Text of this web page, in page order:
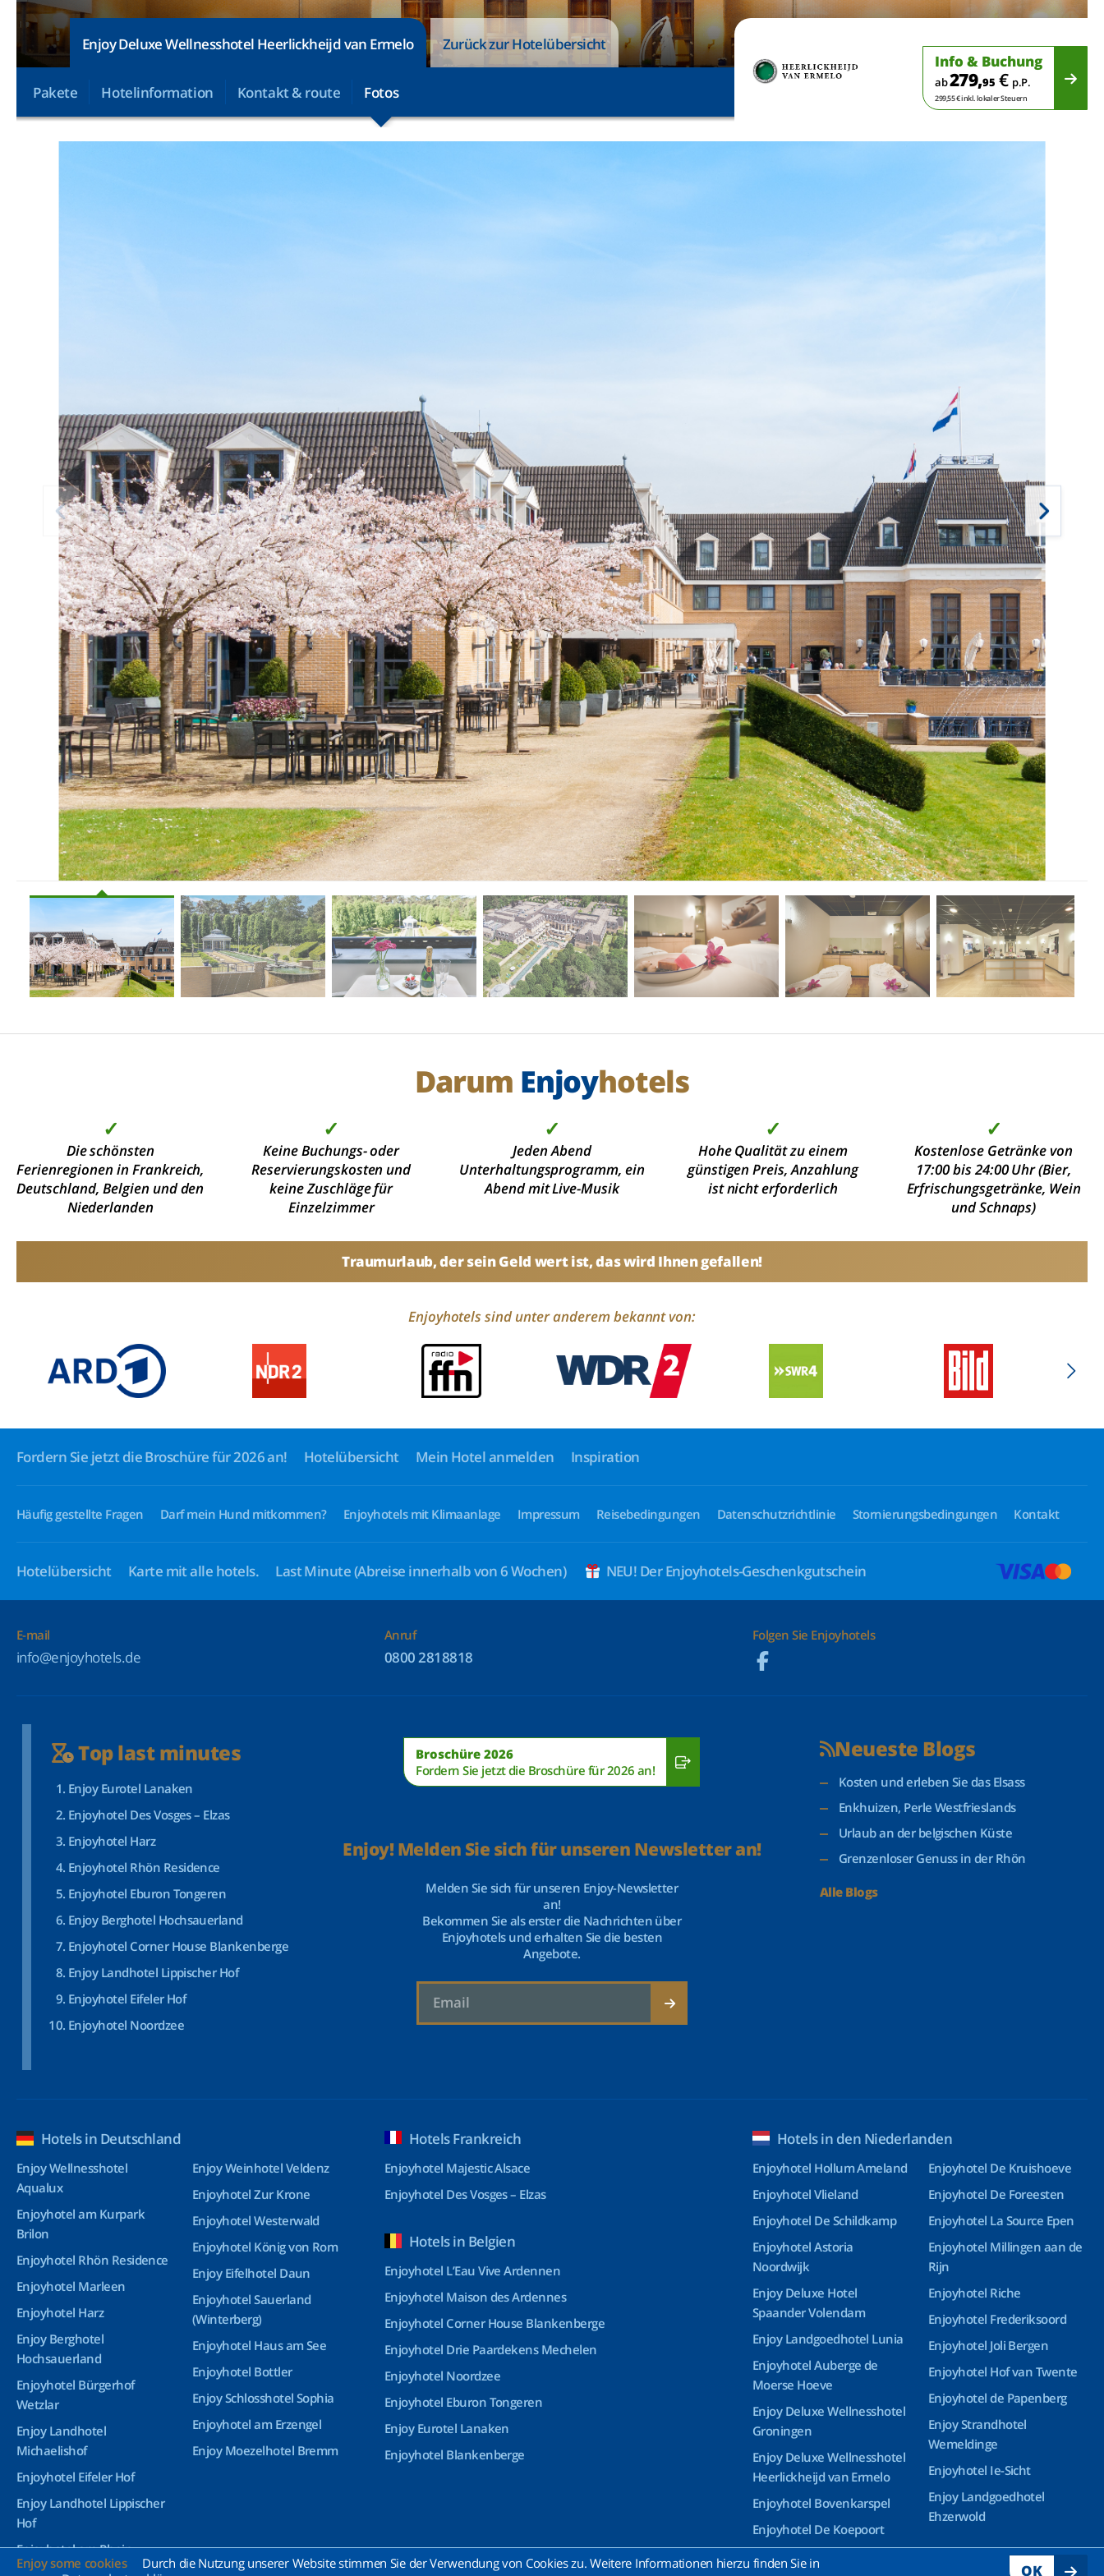
Enjoy some cookies
Durch die Nutzung unserer Website stimmen Sie der Verwendung von Cookies zu. Weitere Informationen hierzu finden Sie in
OK
Enjoy Deluxe Wellnesshotel Heerlickheijd van Ermelo Zurück zur Hotelübersicht
Pakete Hotelinformation Kontakt & route Fotos
Info & Buchung
ab279,95 € p.P.
299,55 € inkl. lokaler Steuern
Darum Enjoyhotels
✓
Die schönsten
Ferienregionen in Frankreich,
Deutschland, Belgien und den
Niederlanden
✓
Keine Buchungs- oder
Reservierungskosten und
keine Zuschläge für
Einzelzimmer
✓
Jeden Abend
Unterhaltungsprogramm, ein
Abend mit Live-Musik
✓
Hohe Qualität zu einem
günstigen Preis, Anzahlung
ist nicht erforderlich
✓
Kostenlose Getränke von
17:00 bis 24:00 Uhr (Bier,
Erfrischungsgetränke, Wein
und Schnaps)
Traumurlaub, der sein Geld wert ist, das wird Ihnen gefallen!
Enjoyhotels sind unter anderem bekannt von:
Fordern Sie jetzt die Broschüre für 2026 an! Hotelübersicht Mein Hotel anmelden Inspiration
Häufig gestellte Fragen Darf mein Hund mitkommen? Enjoyhotels mit Klimaanlage Impressum Reisebedingungen Datenschutzrichtlinie Stornierungsbedingungen Kontakt
Hotelübersicht Karte mit alle hotels. Last Minute(Abreise innerhalb von 6 Wochen) NEU! Der Enjoyhotels-Geschenkgutschein
E-mail
info@enjoyhotels.de
Anruf
0800 2818818
Folgen Sie Enjoyhotels
Top last minutes
Enjoy Eurotel Lanaken
Enjoyhotel Des Vosges – Elzas
Enjoyhotel Harz
Enjoyhotel Rhön Residence
Enjoyhotel Eburon Tongeren
Enjoy Berghotel Hochsauerland
Enjoyhotel Corner House Blankenberge
Enjoy Landhotel Lippischer Hof
Enjoyhotel Eifeler Hof
Enjoyhotel Noordzee
Broschüre 2026
Fordern Sie jetzt die Broschüre für 2026 an!
Enjoy! Melden Sie sich für unseren Newsletter an!
Melden Sie sich für unseren Enjoy-Newsletter
an!
Bekommen Sie als erster die Nachrichten über
Enjoyhotels und erhalten Sie die besten
Angebote.
Neueste Blogs
Kosten und erleben Sie das Elsass
Enkhuizen, Perle Westfrieslands
Urlaub an der belgischen Küste
Grenzenloser Genuss in der Rhön
Alle Blogs
Hotels in Deutschland
Enjoy Wellnesshotel
Aqualux
Enjoyhotel am Kurpark
Brilon
Enjoyhotel Rhön Residence
Enjoyhotel Marleen
Enjoyhotel Harz
Enjoy Berghotel
Hochsauerland
Enjoyhotel Bürgerhof
Wetzlar
Enjoy Landhotel
Michaelishof
Enjoyhotel Eifeler Hof
Enjoy Landhotel Lippischer
Hof
Enjoyhotel am Rhein
Enjoy Weinhotel Veldenz
Enjoyhotel Zur Krone
Enjoyhotel Westerwald
Enjoyhotel König von Rom
Enjoy Eifelhotel Daun
Enjoyhotel Sauerland
(Winterberg)
Enjoyhotel Haus am See
Enjoyhotel Bottler
Enjoy Schlosshotel Sophia
Enjoyhotel am Erzengel
Enjoy Moezelhotel Bremm
Hotels Frankreich
Enjoyhotel Majestic Alsace
Enjoyhotel Des Vosges – Elzas
Hotels in Belgien
Enjoyhotel L’Eau Vive Ardennen
Enjoyhotel Maison des Ardennes
Enjoyhotel Corner House Blankenberge
Enjoyhotel Drie Paardekens Mechelen
Enjoyhotel Noordzee
Enjoyhotel Eburon Tongeren
Enjoy Eurotel Lanaken
Enjoyhotel Blankenberge
Hotels in den Niederlanden
Enjoyhotel Hollum Ameland
Enjoyhotel Vlieland
Enjoyhotel De Schildkamp
Enjoyhotel Astoria
Noordwijk
Enjoy Deluxe Hotel
Spaander Volendam
Enjoy Landgoedhotel Lunia
Enjoyhotel Auberge de
Moerse Hoeve
Enjoy Deluxe Wellnesshotel
Groningen
Enjoy Deluxe Wellnesshotel
Heerlickheijd van Ermelo
Enjoyhotel Bovenkarspel
Enjoyhotel De Koepoort
Enjoyhotel Ruyghe Venne
Enjoyhotel De Kruishoeve
Enjoyhotel De Foreesten
Enjoyhotel La Source Epen
Enjoyhotel Millingen aan de
Rijn
Enjoyhotel Riche
Enjoyhotel Frederiksoord
Enjoyhotel Joli Bergen
Enjoyhotel Hof van Twente
Enjoyhotel de Papenberg
Enjoy Strandhotel
Wemeldinge
Enjoyhotel Ie-Sicht
Enjoy Landgoedhotel
Ehzerwold